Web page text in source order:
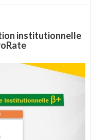
institutionnelle